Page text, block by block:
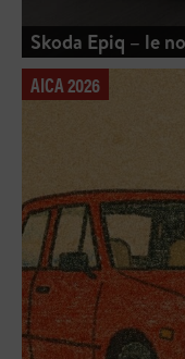
Skoda Epiq – le
AICA 2026